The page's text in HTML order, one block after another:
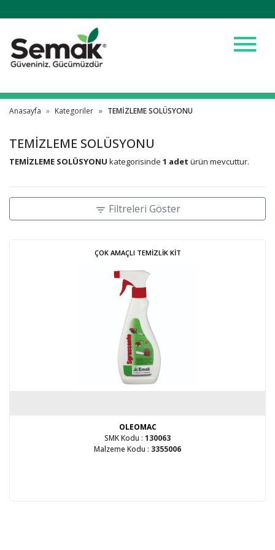
menu
Anasayfa Kategoriler TEMİZLEME SOLÜSYONU
TEMİZLEME SOLÜSYONU
TEMİZLEME SOLÜSYONU kategorisinde 1 adet ürün mevcuttur.
filter_list Filtreleri Göster
ÇOK AMAÇLI TEMİZLİK KİT
OLEOMAC
SMK Kodu : 130063
Malzeme Kodu : 3355006